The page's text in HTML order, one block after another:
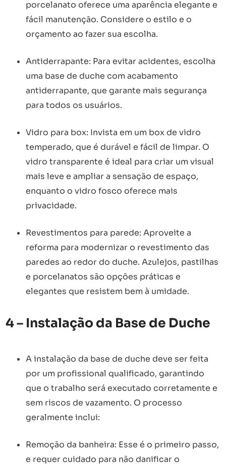
porcelanato oferece uma aparência elegante e
fácil manutenção. Considere o estilo e o
orçamento ao fazer sua escolha.
Antiderrapante: Para evitar acidentes, escolha
uma base de duche com acabamento
antiderrapante, que garante mais segurança
para todos os usuários.
Vidro para box: Invista em um box de vidro
temperado, que é durável e fácil de limpar. O
vidro transparente é ideal para criar um visual
mais leve e ampliar a sensação de espaço,
enquanto o vidro fosco oferece mais
privacidade.
Revestimentos para parede: Aproveite a
reforma para modernizar o revestimento das
paredes ao redor do duche. Azulejos, pastilhas
e porcelanatos são opções práticas e
elegantes que resistem bem à umidade.
4 – Instalação da Base de Duche
A instalação da base de duche deve ser feita
por um profissional qualificado, garantindo
que o trabalho será executado corretamente e
sem riscos de vazamento. O processo
geralmente inclui:
Remoção da banheira: Esse é o primeiro passo,
e requer cuidado para não danificar o